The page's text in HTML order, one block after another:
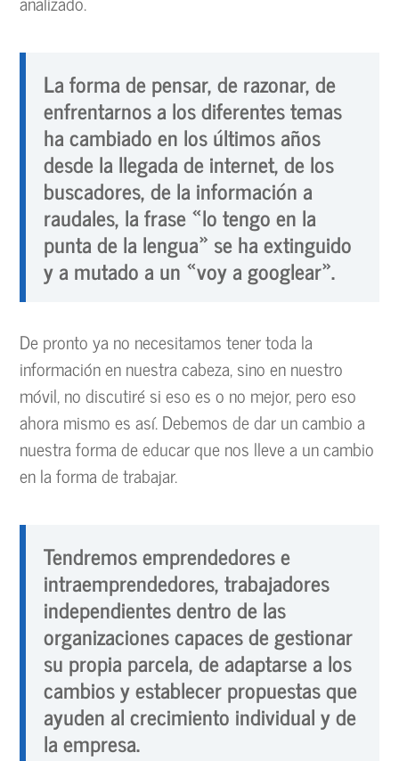
La forma de pensar, de razonar, de
enfrentarnos a los diferentes temas
ha cambiado en los últimos años
desde la llegada de internet, de los
buscadores, de la información a
raudales, la frase «lo tengo en la
punta de la lengua» se ha extinguido
y a mutado a un «voy a googlear».
De pronto ya no necesitamos tener toda la
información en nuestra cabeza, sino en nuestro
móvil, no discutiré si eso es o no mejor, pero eso
ahora mismo es así. Debemos de dar un cambio a
nuestra forma de educar que nos lleve a un cambio
en la forma de trabajar.
Tendremos emprendedores e
intraemprendedores, trabajadores
independientes dentro de las
organizaciones capaces de gestionar
su propia parcela, de adaptarse a los
cambios y establecer propuestas que
ayuden al crecimiento individual y de
la empresa.